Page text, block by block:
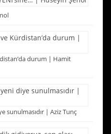
durum | Hamit
sunulmasıdır | Aziz Tunç